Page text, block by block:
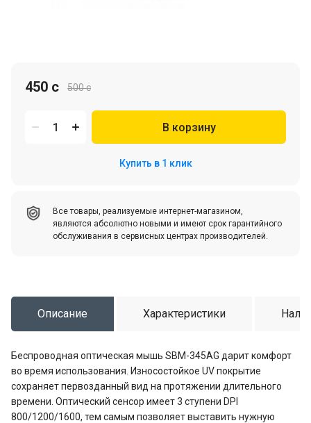
500 c
450 c
В корзину
Купить в 1 клик
Все товары, реализуемые интернет-магазином,
являются абсолютно новыми и имеют срок гарантийного
обслуживания в сервисных центрах производителей.
Описание Характеристики
Беспроводная оптическая мышь SBM-345AG дарит комфорт
во время использования. Износостойкое UV покрытие
сохраняет первозданный вид на протяжении длительного
времени. Оптический сенсор имеет 3 ступени DPI
800/1200/1600, тем самым позволяет выставить нужную